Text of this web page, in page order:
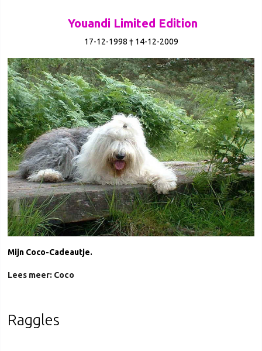
Youandi Limited Edition
17-12-1998 † 14-12-2009
Mijn Coco-Cadeautje.
Lees meer: Coco
Raggles